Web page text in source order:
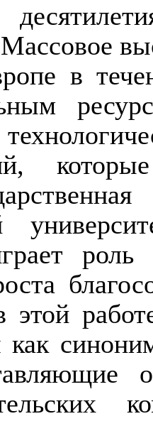
Массовое
в
роль
этой
как